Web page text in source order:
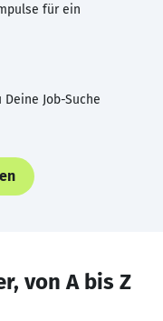
für ein
Job-Suche
von A bis Z